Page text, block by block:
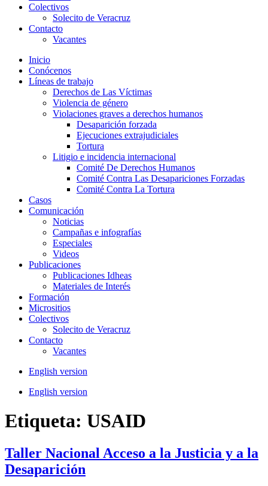
Colectivos
Solecito de Veracruz
Contacto
Vacantes
Inicio
Conócenos
Líneas de trabajo
Derechos de Las Víctimas
Violencia de género
Violaciones graves a derechos humanos
Desaparición forzada​
Ejecuciones extrajudiciales
Tortura
Litigio e incidencia internacional
Comité De Derechos Humanos​
Comité Contra Las Desapariciones Forzadas
Comité Contra La Tortura​
Casos
Comunicación
Noticias
Campañas e infografías
Especiales
Videos
Publicaciones
Publicaciones Idheas
Materiales de Interés
Formación
Micrositios
Colectivos
Solecito de Veracruz
Contacto
Vacantes
English version
English version
Etiqueta: USAID
Taller Nacional Acceso a la Justicia y a la
Desaparición